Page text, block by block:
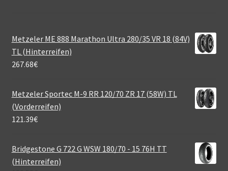
Metzeler ME 888 Marathon Ultra 280/35 VR 18 (84V)
TL (Hinterreifen)
267.68€
Metzeler Sportec M-9 RR 120/70 ZR 17 (58W) TL
(Vorderreifen)
121.39€
Bridgestone G 722 G WSW 180/70 - 15 76H TT
(Hinterreifen)